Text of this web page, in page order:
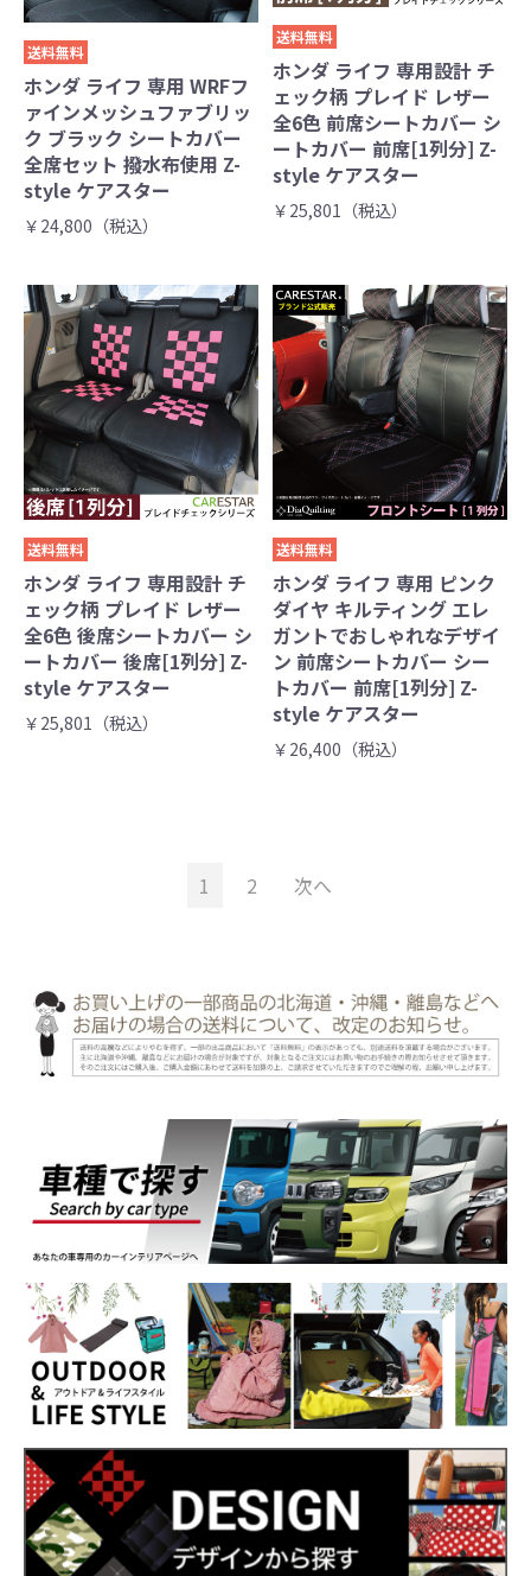
送料無料
ホンダ ライフ 専用 WRFフ
ァインメッシュファブリッ
ク ブラック シートカバー
全席セット 撥水布使用 Z-
style ケアスター
￥24,800（税込）
送料無料
ホンダ ライフ 専用設計 チ
ェック柄 プレイド レザー
全6色 前席シートカバー シ
ートカバー 前席[1列分] Z-
style ケアスター
￥25,801（税込）
送料無料
ホンダ ライフ 専用設計 チ
ェック柄 プレイド レザー
全6色 後席シートカバー シ
ートカバー 後席[1列分] Z-
style ケアスター
￥25,801（税込）
送料無料
ホンダ ライフ 専用 ピンク
ダイヤ キルティング エレ
ガントでおしゃれなデザイ
ン 前席シートカバー シー
トカバー 前席[1列分] Z-
style ケアスター
￥26,400（税込）
1 2 次へ